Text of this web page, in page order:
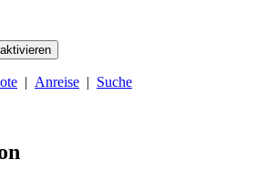
| Anreise | Suche